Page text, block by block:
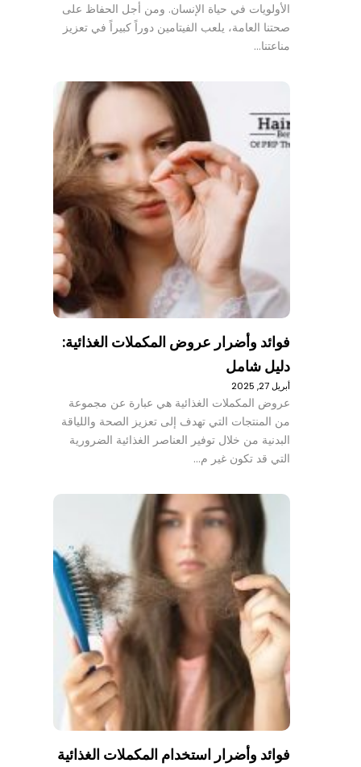
الأولويات في حياة الإنسان. ومن أجل الحفاظ على
صحتنا العامة، يلعب الفيتامين دوراً كبيراً في تعزيز
مناعتنا…
فوائد وأضرار عروض المكملات الغذائية:
دليل شامل
أبريل 27, 2025
عروض المكملات الغذائية هي عبارة عن مجموعة
من المنتجات التي تهدف إلى تعزيز الصحة واللياقة
البدنية من خلال توفير العناصر الغذائية الضرورية
التي قد تكون غير م…
فوائد وأضرار استخدام المكملات الغذائية